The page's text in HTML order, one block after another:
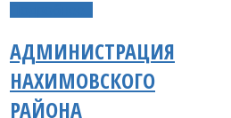
АДМИНИСТРАЦИЯ
НАХИМОВСКОГО
РАЙОНА